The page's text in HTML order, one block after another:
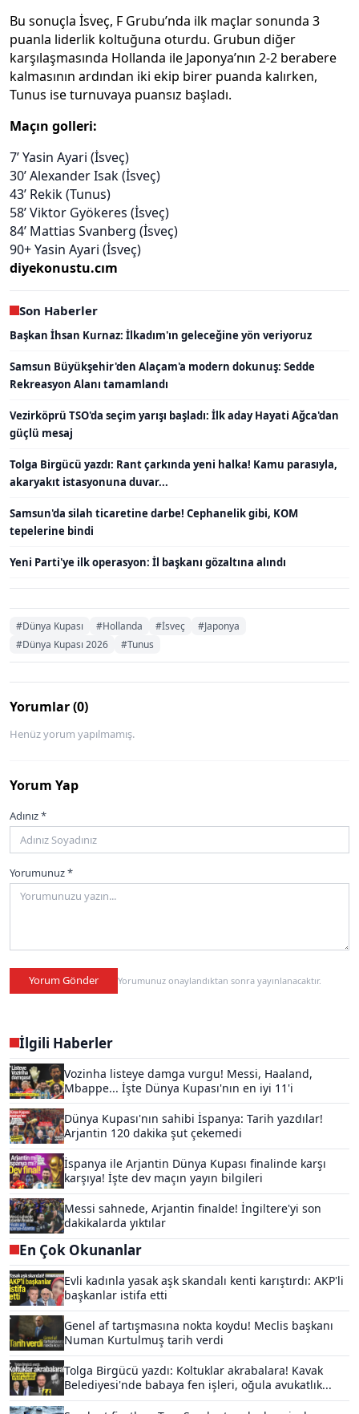
Bu sonuçla İsveç, F Grubu’nda ilk maçlar sonunda 3
puanla liderlik koltuğuna oturdu. Grubun diğer
karşılaşmasında Hollanda ile Japonya’nın 2-2 berabere
kalmasının ardından iki ekip birer puanda kalırken,
Tunus ise turnuvaya puansız başladı.
Maçın golleri:
7’ Yasin Ayari (İsveç)
30’ Alexander Isak (İsveç)
43’ Rekik (Tunus)
58’ Viktor Gyökeres (İsveç)
84’ Mattias Svanberg (İsveç)
90+ Yasin Ayari (İsveç)
diyekonustu.cım
Son Haberler
Başkan İhsan Kurnaz: İlkadım'ın geleceğine yön veriyoruz
Samsun Büyükşehir'den Alaçam'a modern dokunuş: Sedde
Rekreasyon Alanı tamamlandı
Vezirköprü TSO'da seçim yarışı başladı: İlk aday Hayati Ağca'dan
güçlü mesaj
Tolga Birgücü yazdı: Rant çarkında yeni halka! Kamu parasıyla,
akaryakıt istasyonuna duvar...
Samsun'da silah ticaretine darbe! Cephanelik gibi, KOM
tepelerine bindi
Yeni Parti'ye ilk operasyon: İl başkanı gözaltına alındı
#Dünya Kupası #Hollanda #İsveç
#Japonya
#Dünya Kupası 2026
#Tunus
Yorumlar (0)
Henüz yorum yapılmamış.
Yorum Yap
Adınız *
Yorumunuz *
Yorum Gönder Yorumunuz onaylandıktan sonra yayınlanacaktır.
İlgili Haberler
Vozinha listeye damga vurgu! Messi, Haaland,
Mbappe... İşte Dünya Kupası'nın en iyi 11'i
Dünya Kupası'nın sahibi İspanya: Tarih yazdılar!
Arjantin 120 dakika şut çekemedi
İspanya ile Arjantin Dünya Kupası finalinde karşı
karşıya! İşte dev maçın yayın bilgileri
Messi sahnede, Arjantin finalde! İngiltere'yi son
dakikalarda yıktılar
En Çok Okunanlar
Evli kadınla yasak aşk skandalı kenti karıştırdı: AKP'li
başkanlar istifa etti
Genel af tartışmasına nokta koydu! Meclis başkanı
Numan Kurtulmuş tarih verdi
Tolga Birgücü yazdı: Koltuklar akrabalara! Kavak
Belediyesi'nde babaya fen işleri, oğula avukatlık...